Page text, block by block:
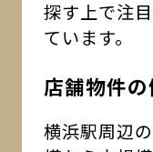
探す上で注
ています。
店舗物件の
横浜駅周辺